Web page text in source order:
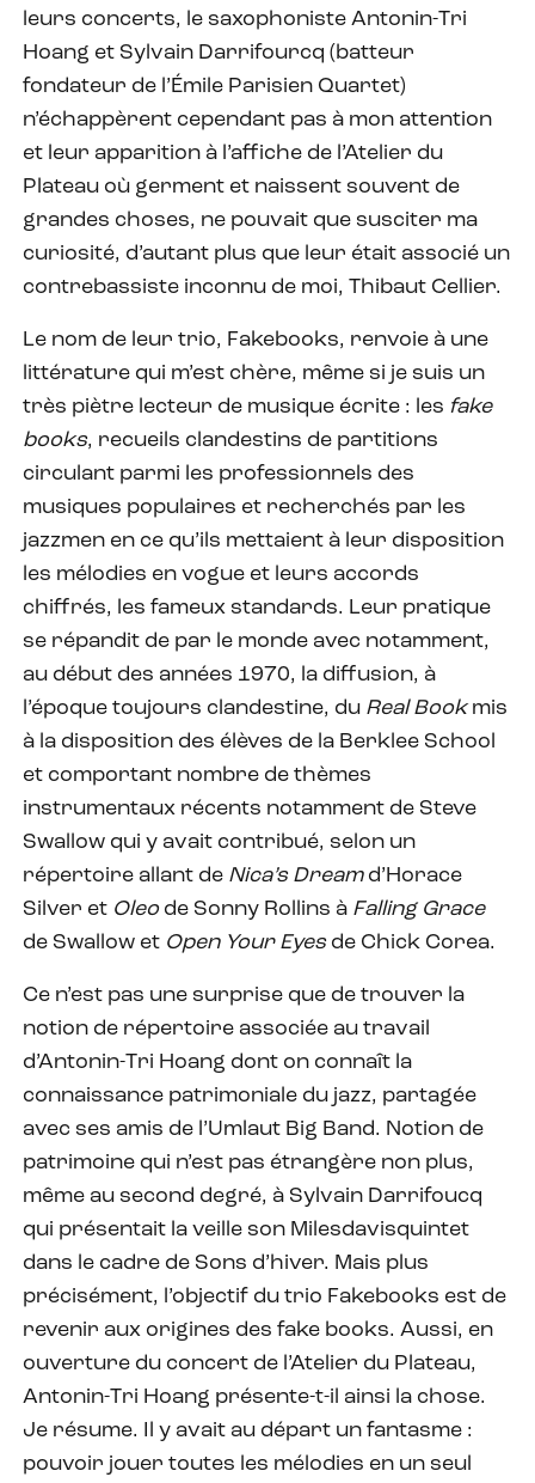
leurs concerts, le saxophoniste Antonin-Tri
Hoang et Sylvain Darrifourcq (batteur
fondateur de l’Émile Parisien Quartet)
n’échappèrent cependant pas à mon attention
et leur apparition à l’affiche de l’Atelier du
Plateau où germent et naissent souvent de
grandes choses, ne pouvait que susciter ma
curiosité, d’autant plus que leur était associé un
contrebassiste inconnu de moi, Thibaut Cellier.
Le nom de leur trio, Fakebooks, renvoie à une
littérature qui m’est chère, même si je suis un
très piètre lecteur de musique écrite : les fake
books, recueils clandestins de partitions
circulant parmi les professionnels des
musiques populaires et recherchés par les
jazzmen en ce qu’ils mettaient à leur disposition
les mélodies en vogue et leurs accords
chiffrés, les fameux standards. Leur pratique
se répandit de par le monde avec notamment,
au début des années 1970, la diffusion, à
l’époque toujours clandestine, du Real Bookmis
à la disposition des élèves de la Berklee School
et comportant nombre de thèmes
instrumentaux récents notamment de Steve
Swallow qui y avait contribué, selon un
répertoire allant de Nica’s Dream d’Horace
Silver et Oleo de Sonny Rollins à Falling Grace
de Swallow et Open Your Eyes de Chick Corea.
Ce n’est pas une surprise que de trouver la
notion de répertoire associée au travail
d’Antonin-Tri Hoang dont on connaît la
connaissance patrimoniale du jazz, partagée
avec ses amis de l’Umlaut Big Band. Notion de
patrimoine qui n’est pas étrangère non plus,
même au second degré, à Sylvain Darrifoucq
qui présentait la veille son Milesdavisquintet
dans le cadre de Sons d’hiver. Mais plus
précisément, l’objectif du trio Fakebooks est de
revenir aux origines des fake books. Aussi, en
ouverture du concert de l’Atelier du Plateau,
Antonin-Tri Hoang présente-t-il ainsi la chose.
Je résume. Il y avait au départ un fantasme :
pouvoir jouer toutes les mélodies en un seul